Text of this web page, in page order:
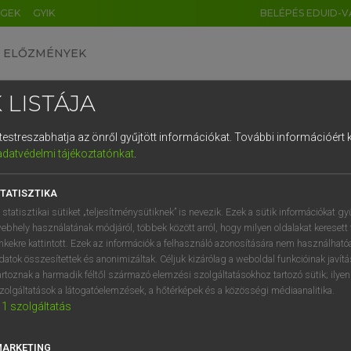
GYIK BELÉPÉS EDUID-
ELŐZMÉNYEK
szótár
VAN ELŐFIZETÉSED?
megtekintéséhez.
LISTÁJA
az önről gyűjtött információkat. További információért
tájékoztatónkat.
statisztikai sütiket „teljesítménysütiknek” is nevezik. Ezek a sütik információkat
használatának módjáról, többek között arról, hogy milyen oldalakat keresett
kattintott. Ezek az információk a felhasználó azonosítására nem
összesítettek és anonimizáltak. Céljuk kizárólag a weboldal funkcióinak
a harmadik féltől származó elemzési szolgáltatásokhoz tartozó sütik;
a látogatóelemzések, a hőtérképek és a közösségi médiaanalitika.
1 szolgáltatás
DE CN FR ES IT NL
1 2 3 4 5 6 7 8 9
q w e r t z u i
a s d f g h j k l é
í y x c v b n m , .